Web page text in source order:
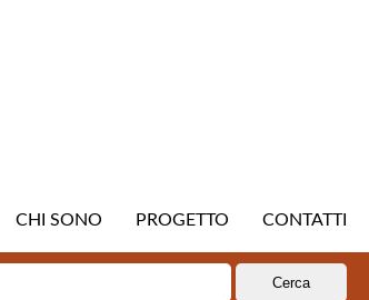
CHI SONO PROGETTO CONTATTI